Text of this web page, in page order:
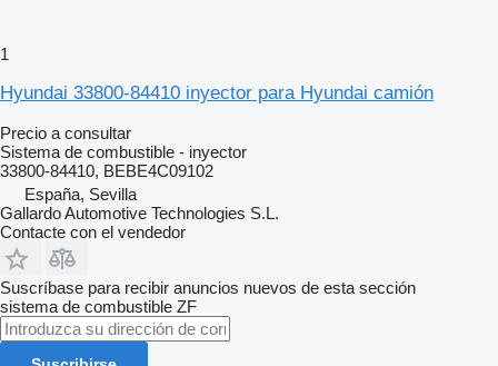
1
Hyundai 33800-84410 inyector para Hyundai camión
Precio a consultar
Sistema de combustible - inyector
33800-84410, BEBE4C09102
España, Sevilla
Gallardo Automotive Technologies S.L.
Contacte con el vendedor
Suscríbase para recibir anuncios nuevos de esta sección
sistema de combustible ZF